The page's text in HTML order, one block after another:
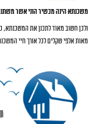
משכנתא הינה מכשיר הוני אשר
ולכן חשוב מאוד לתכנן את המשכנתא,
מאות אלפי שקלים לכל אורך חיי